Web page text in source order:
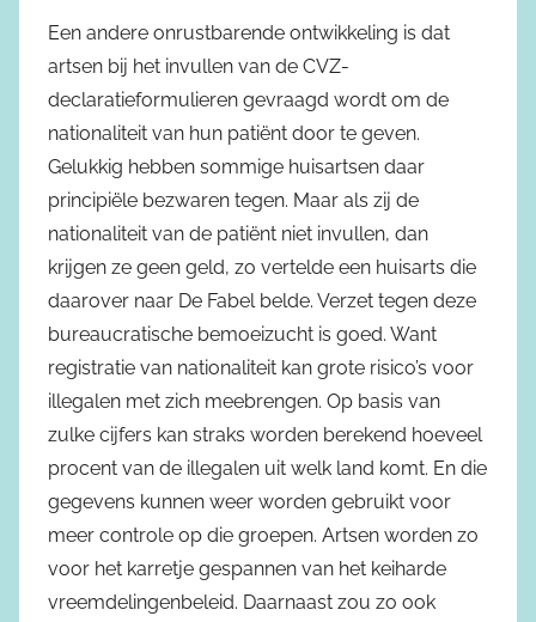
Een andere onrustbarende ontwikkeling is dat
artsen bij het invullen van de CVZ-
declaratieformulieren gevraagd wordt om de
nationaliteit van hun patiënt door te geven.
Gelukkig hebben sommige huisartsen daar
principiële bezwaren tegen. Maar als zij de
nationaliteit van de patiënt niet invullen, dan
krijgen ze geen geld, zo vertelde een huisarts die
daarover naar De Fabel belde. Verzet tegen deze
bureaucratische bemoeizucht is goed. Want
registratie van nationaliteit kan grote risico’s voor
illegalen met zich meebrengen. Op basis van
zulke cijfers kan straks worden berekend hoeveel
procent van de illegalen uit welk land komt. En die
gegevens kunnen weer worden gebruikt voor
meer controle op die groepen. Artsen worden zo
voor het karretje gespannen van het keiharde
vreemdelingenbeleid. Daarnaast zou zo ook